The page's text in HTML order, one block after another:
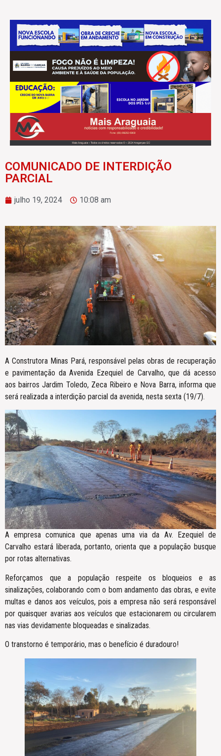
COMUNICADO DE INTERDIÇÃO
PARCIAL
julho 19, 2024 10:08 am
A Construtora Minas Pará, responsável pelas obras de recuperação
e pavimentação da Avenida Ezequiel de Carvalho, que dá acesso
aos bairros Jardim Toledo, Zeca Ribeiro e Nova Barra, informa que
será realizada a interdição parcial da avenida, nesta sexta (19/7).
A empresa comunica que apenas uma via da Av. Ezequiel de
Carvalho estará liberada, portanto, orienta que a população busque
por rotas alternativas.
Reforçamos que a população respeite os bloqueios e as
sinalizações, colaborando com o bom andamento das obras, e evite
multas e danos aos veículos, pois a empresa não será responsável
por quaisquer avarias aos veículos que estacionarem ou circularem
nas vias devidamente bloqueadas e sinalizadas.
O transtorno é temporário, mas o benefício é duradouro!